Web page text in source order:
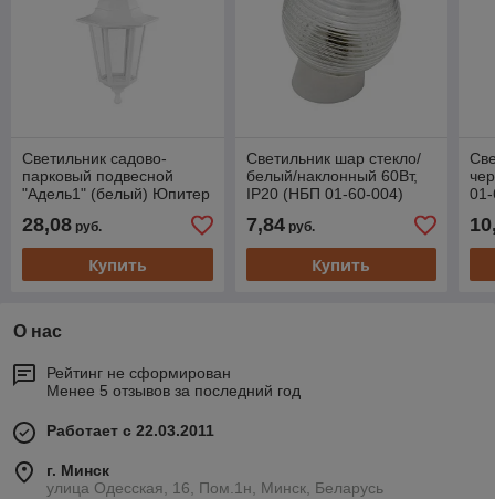
Светильник садово-
парковый подвесной
"Адель1" (белый) Юпитер
(ЮПИТЕР)
28,08 руб.
Купить
Светильник шар стекло/
белый/наклонный 60Вт,
IP20 (НБП 01-60-004)
7,84руб.
Купить
О нас
Рейтинг не сформирован
Менее 5 отзывов за последний год
Работает с 22.03.2011
г. Минск
улица Одесская, 16, Пом.1н, Минск, Беларусь